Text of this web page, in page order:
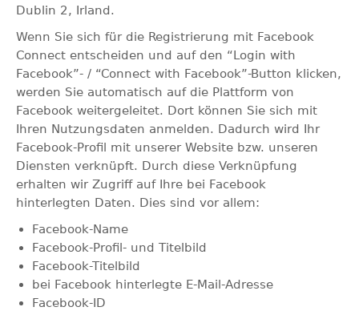
Dublin 2, Irland.
Wenn Sie sich für die Registrierung mit Facebook
Connect entscheiden und auf den “Login with
Facebook”- / “Connect with Facebook”-Button klicken,
werden Sie automatisch auf die Plattform von
Facebook weitergeleitet. Dort können Sie sich mit
Ihren Nutzungsdaten anmelden. Dadurch wird Ihr
Facebook-Profil mit unserer Website bzw. unseren
Diensten verknüpft. Durch diese Verknüpfung
erhalten wir Zugriff auf Ihre bei Facebook
hinterlegten Daten. Dies sind vor allem:
Facebook-Name
Facebook-Profil- und Titelbild
Facebook-Titelbild
bei Facebook hinterlegte E-Mail-Adresse
Facebook-ID